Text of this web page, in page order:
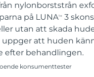
nylonborststrån
på LUNATM
3
utan att skada
uppger att huden
efter behandlingen.
konsumenttester